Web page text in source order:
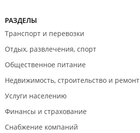
РАЗДЕЛЫ
Транспорт и перевозки
Отдых, развлечения, спорт
Общественное питание
Недвижимость, строительство и ремонт
Услуги населению
Финансы и страхование
Снабжение компаний